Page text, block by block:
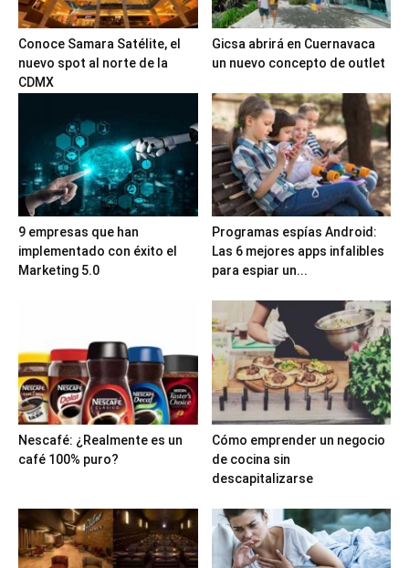
Conoce Samara Satélite, el
nuevo spot al norte de la
CDMX
Gicsa abrirá en Cuernavaca
un nuevo concepto de outlet
9 empresas que han
implementado con éxito el
Marketing 5.0
Programas espías Android:
Las 6 mejores apps infalibles
para espiar un...
Nescafé: ¿Realmente es un
café 100% puro?
Cómo emprender un negocio
de cocina sin
descapitalizarse